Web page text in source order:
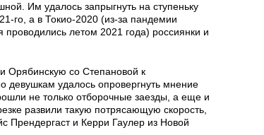
Им удалось запрыгнуть на ступеньку
го, а в Токио-2020 (из-за пандемии
проводились летом 2021 года) россиянки и
Орябинскую со Степановой к
девушкам удалось опровергнуть мнение
не только отборочные заезды, а еще и
развили такую потрясающую скорость,
Прендергаст и Керри Гаулер из Новой